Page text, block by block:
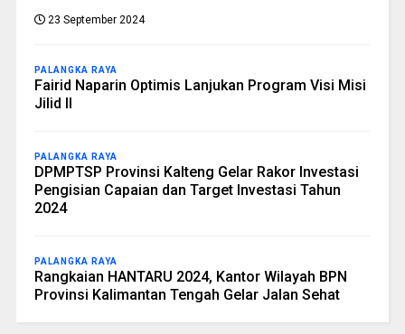
23 September 2024
PALANGKA RAYA
Fairid Naparin Optimis Lanjukan Program Visi Misi
Jilid II
PALANGKA RAYA
DPMPTSP Provinsi Kalteng Gelar Rakor Investasi
Pengisian Capaian dan Target Investasi Tahun
2024
PALANGKA RAYA
Rangkaian HANTARU 2024, Kantor Wilayah BPN
Provinsi Kalimantan Tengah Gelar Jalan Sehat